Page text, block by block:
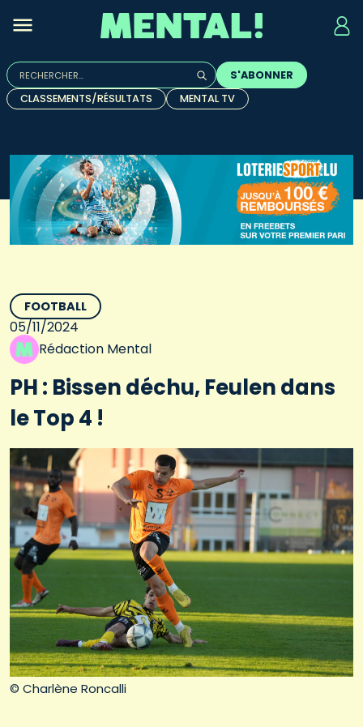
Rechercher :
Quand les résultats de l'auto-complétion sont
S'ABONNER
CLASSEMENTS/RÉSULTATS
MENTAL TV
© Charlène Roncalli
FOOTBALL
05/11/2024
Rédaction Mental
PH : Bissen déchu, Feulen dans
le Top 4 !